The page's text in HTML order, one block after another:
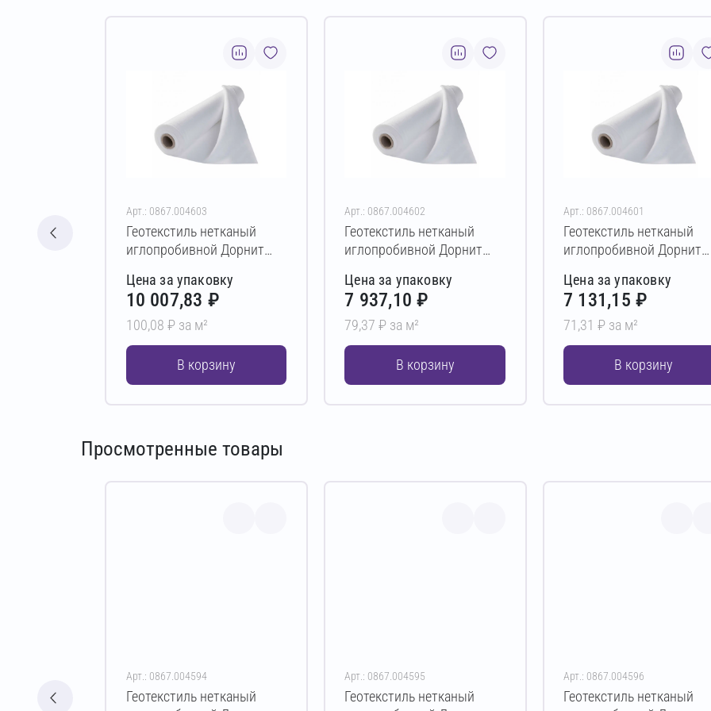
Арт.: 0867.004603
Геотекстиль нетканый
иглопробивной Дорнит
Цена за упаковку
10 007,83 ₽
100,08 ₽ за м²
В корзину
Арт.: 0867.004602
Геотекстиль нетканый
иглопробивной Дорнит
Цена за упаковку
7 937,10 ₽
79,37 ₽ за м²
В корзину
Арт.: 0867.004601
Геотекстиль нетканый
иглопробивной Дорнит
Цена за упаковку
7 131,15 ₽
71,31 ₽ за м²
В корзину
Просмотренные товары
Арт.: 0867.004594
Геотекстиль нетканый
Арт.: 0867.004595
Геотекстиль нетканый
Арт.: 0867.004596
Геотекстиль нетканый